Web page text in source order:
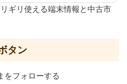
ギリ使える端末情報と中古市
タン
をフォローする